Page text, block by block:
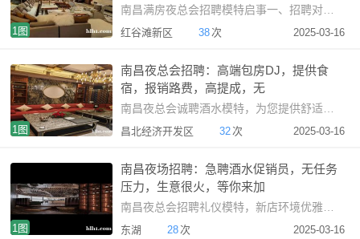
1图
南昌满房夜总会招聘模特启事一、招聘对象：我们诚聘女性
红谷滩新区 38次 2025-03-16
1图
南昌夜总会招聘：高端包房DJ，提供食
宿，报销路费，高提成，无
南昌夜总会诚聘酒水模特，为您提供舒适的工作环境及住宿
昌北经济开发区 32次 2025-03-16
1图
南昌夜场招聘：急聘酒水促销员，无任务
压力，生意很火，等你来加
东湖 28次 2025-03-16